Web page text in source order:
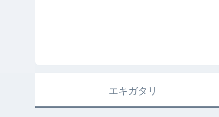
エキガタリ